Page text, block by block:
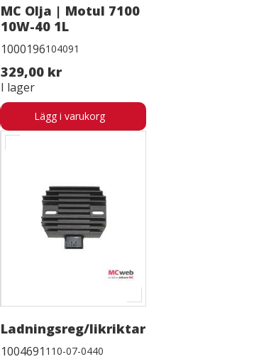
MC Olja | Motul 7100
10W-40 1L
1000196104091
329,00 kr
I lager
Lägg i varukorg
Ladningsreg/likriktare
1004691 110-07-0440